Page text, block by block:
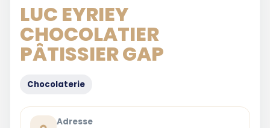
LUC EYRIEY
CHOCOLATIER
PÂTISSIER GAP
Chocolaterie
Adresse